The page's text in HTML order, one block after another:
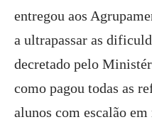
entregou aos
a ultrapassar as
decretado pelo
como pagou todas as
alunos com escalão